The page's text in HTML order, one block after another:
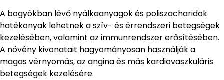
A bogyókban lévő nyálkaanyagok és poliszacharidok
hatékonyak lehetnek a szív- és érrendszeri betegségek
kezelésében, valamint az immunrendszer erősítésében.
A növény kivonatait hagyományosan használják a
magas vérnyomás, az angina és más kardiovaszkuláris
betegségek kezelésére.